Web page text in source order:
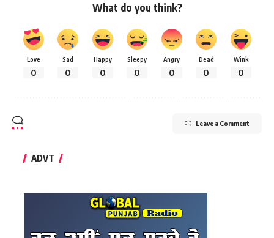
What do you think?
Love
0
Sad
0
Happy
0
Sleepy
0
Angry
0
Dead
0
Wink
0
Leave a Comment
ADVT